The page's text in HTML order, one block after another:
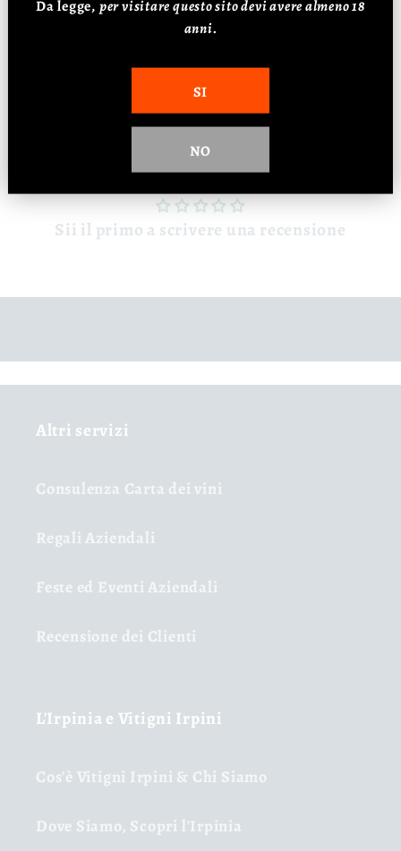
carni rosse, selvaggina,
Recensioni Clienti
Sii il primo a scrivere una recensione
Altri servizi
Consulenza Carta dei vini
Regali Aziendali
Feste ed Eventi Aziendali
Recensione dei Clienti
L'Irpinia e Vitigni Irpini
Cos'è Vitigni Irpini & Chi Siamo
Dove Siamo, Scopri l'Irpinia
Da legge, per visitare questo sito devi avere almeno 18
anni.
SI
NO